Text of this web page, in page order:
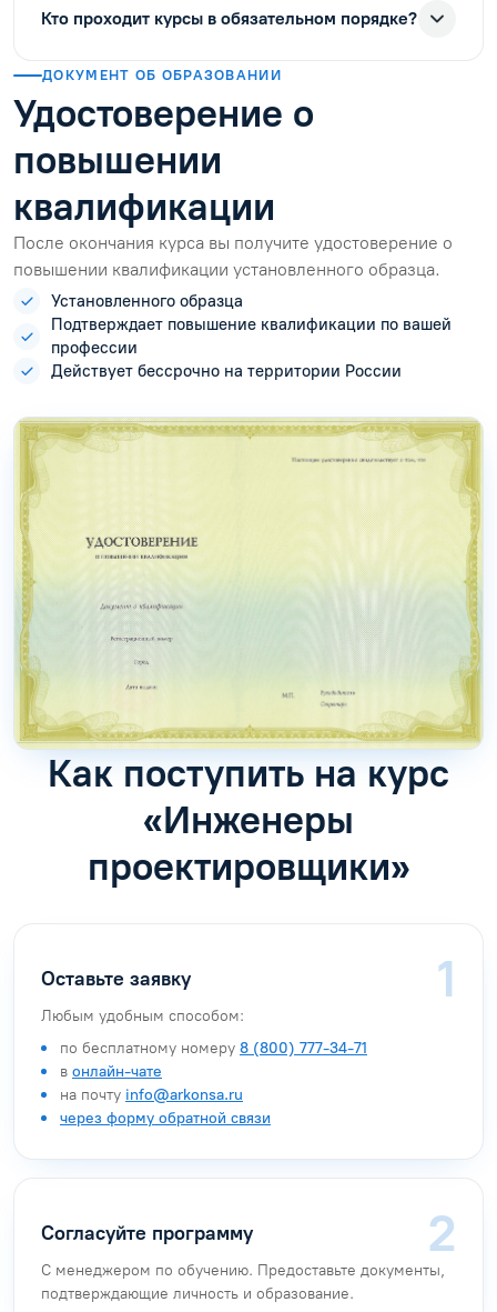
Кто проходит курсы в обязательном порядке?
ДОКУМЕНТ ОБ ОБРАЗОВАНИИ
Удостоверение о
повышении
квалификации
После окончания курса вы получите удостоверение о
повышении квалификации установленного образца.
Установленного образца
Подтверждает повышение квалификации по вашей
профессии
Действует бессрочно на территории России
Как поступить на курс
«Инженеры
проектировщики»
Оставьте заявку
Любым удобным способом:
по бесплатному номеру 8 (800) 777-34-71
в онлайн-чате
на почту info@arkonsa.ru
через форму обратной связи
Согласуйте программу
С менеджером по обучению. Предоставьте документы,
подтверждающие личность и образование.